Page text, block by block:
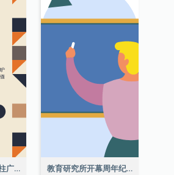
夏季在线销售擎天柱广告 教育研究所开幕周年纪念日擎天柱廣告